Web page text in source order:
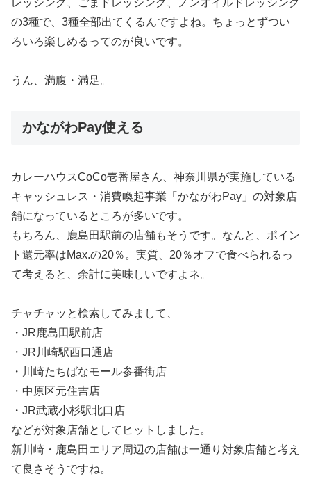
の3種で、3種全部出てくるんですよね。ちょっとずつい
ろいろ楽しめるってのが良いです。
うん、満腹・満足。
かながわPay使える
カレーハウスCoCo壱番屋さん、神奈川県が実施している
キャッシュレス・消費喚起事業「かながわPay」の対象店
舗になっているところが多いです。
もちろん、鹿島田駅前の店舗もそうです。なんと、ポイン
ト還元率はMax.の20％。実質、20％オフで食べられるっ
て考えると、余計に美味しいですよネ。
チャチャッと検索してみまして、
・JR鹿島田駅前店
・JR川崎駅西口通店
・川崎たちばなモール参番街店
・中原区元住吉店
・JR武蔵小杉駅北口店
などが対象店舗としてヒットしました。
新川崎・鹿島田エリア周辺の店舗は一通り対象店舗と考え
て良さそうですね。